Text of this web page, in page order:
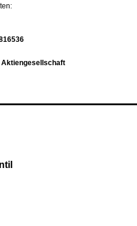
Aktiengesellschaft